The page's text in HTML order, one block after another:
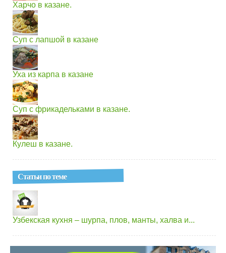
Харчо в казане.
Суп с лапшой в казане
Уха из карпа в казане
Суп с фрикадельками в казане.
Кулеш в казане.
Статьи по теме
Узбекская кухня – шурпа, плов, манты, халва и...